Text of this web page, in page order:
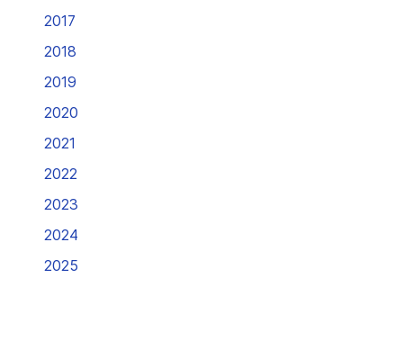
2017
2018
2019
2020
2021
2022
2023
2024
2025